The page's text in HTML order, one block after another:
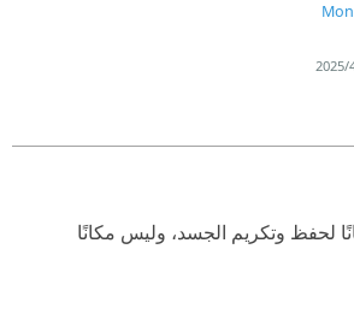
لحفظ وتكريم الجسد، وليس مكانًا